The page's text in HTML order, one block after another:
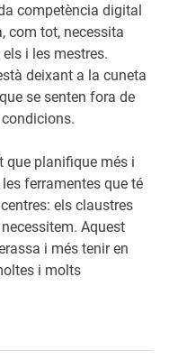
competència digital
com tot, necessita
i les mestres.
deixant a la cuneta
se senten fora de
que planifique més i
ferramentes que té
els claustres
Aquest
i més tenir en
i molts